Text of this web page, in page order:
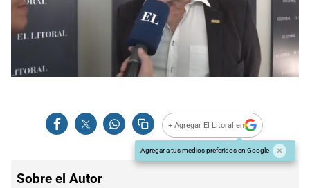
+ Agregar El Litoral en
Agregar a tus medios preferidos en Google
Sobre el Autor